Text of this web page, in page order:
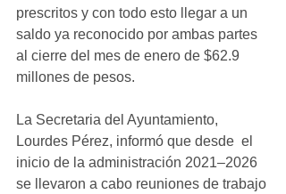
prescritos y con todo esto llegar a un
saldo ya reconocido por ambas partes
al cierre del mes de enero de $62.9
millones de pesos.
La Secretaria del Ayuntamiento,
Lourdes Pérez, informó que desde  el
inicio de la administración 2021–2026
se llevaron a cabo reuniones de trabajo